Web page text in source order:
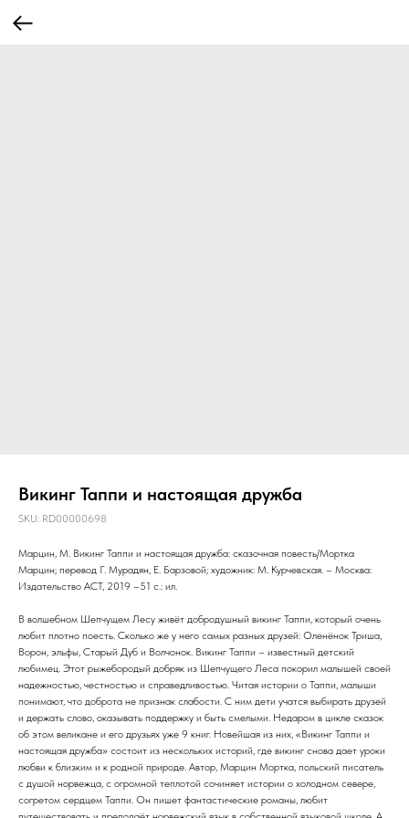
Викинг Таппи и настоящая дружба
SKU: RD00000698
Марцин, М. Викинг Таппи и настоящая дружба: сказочная повесть/Мортка
Марцин; перевод Г. Мурадян, Е. Барзовой; художник: М. Курчевская. – Москва:
Издательство АСТ, 2019 –51 с.: ил.
В волшебном Шепчущем Лесу живёт добродушный викинг Таппи, который очень
любит плотно поесть. Сколько же у него самых разных друзей: Оленёнок Триша,
Ворон, эльфы, Старый Дуб и Волчонок. Викинг Таппи – известный детский
любимец. Этот рыжебородый добряк из Шепчущего Леса покорил малышей своей
надежностью, честностью и справедливостью. Читая истории о Таппи, малыши
понимают, что доброта не признак слабости. С ним дети учатся выбирать друзей
и держать слово, оказывать поддержку и быть смелыми. Недаром в цикле сказок
об этом великане и его друзьях уже 9 книг. Новейшая из них, «Викинг Таппи и
настоящая дружба» состоит из нескольких историй, где викинг снова дает уроки
любви к близким и к родной природе. Автор, Марцин Мортка, польский писатель
с душой норвежца, с огромной теплотой сочиняет истории о холодном севере,
согретом сердцем Таппи. Он пишет фантастические романы, любит